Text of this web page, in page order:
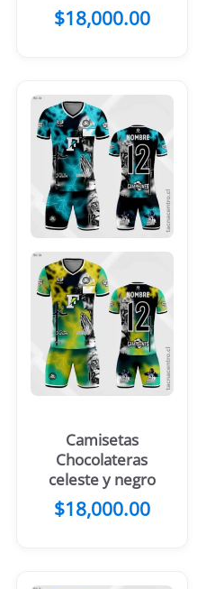
$18,000.00
Camisetas
Chocolateras
celeste y negro
$18,000.00